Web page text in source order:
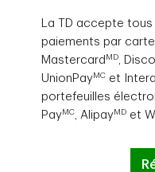
La TD accepte
paiements par
Mastercard MD,
UnionPayMC et
portefeuilles
PayMC, AlipayMD et